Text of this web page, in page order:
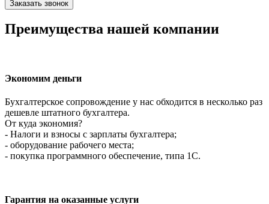
Преимущества нашей компании
Экономим деньги
Бухгалтерское сопровождение у нас обходится в несколько раз
дешевле штатного бухгалтера.
От куда экономия?
- Налоги и взносы с зарплаты бухгалтера;
- оборудование рабочего места;
- покупка программного обеспечение, типа 1С.
Гарантия на оказанные услуги